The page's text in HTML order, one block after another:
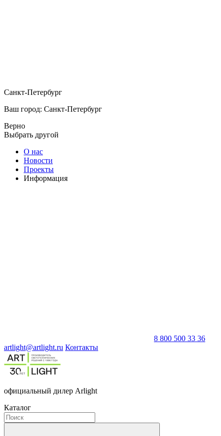
Санкт-Петербург
Ваш город: Санкт-Петербург
Верно
Выбрать другой
О нас
Новости
Проекты
Информация
8 800 500 33 36
artlight@artlight.ru Контакты
официальный дилер Arlight
Каталог